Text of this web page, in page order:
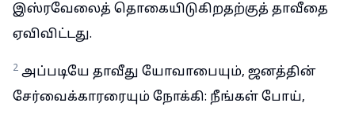
இஸ்ரவேலைத் தொகையிடுகிறதற்குத் தாவீதை
ஏவிவிட்டது.
2 அப்படியே தாவீது யோவாபையும், ஜனத்தின்
சேர்வைக்காரரையும் நோக்கி: நீங்கள் போய்,